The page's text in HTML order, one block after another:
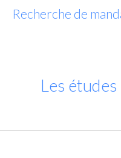
Recherche de
Les études